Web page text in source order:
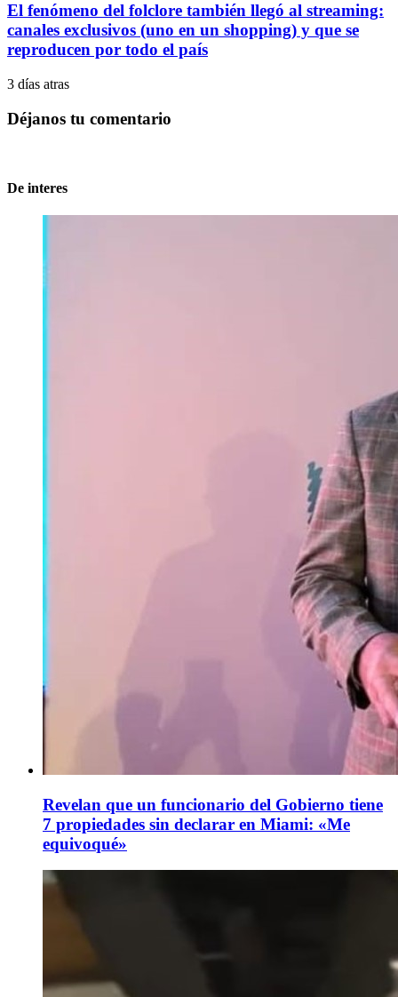
El fenómeno del folclore también llegó al streaming:
canales exclusivos (uno en un shopping) y que se
reproducen por todo el país
3 días atras
Déjanos tu comentario
De interes
Revelan que un funcionario del Gobierno tiene
7 propiedades sin declarar en Miami: «Me
equivoqué»